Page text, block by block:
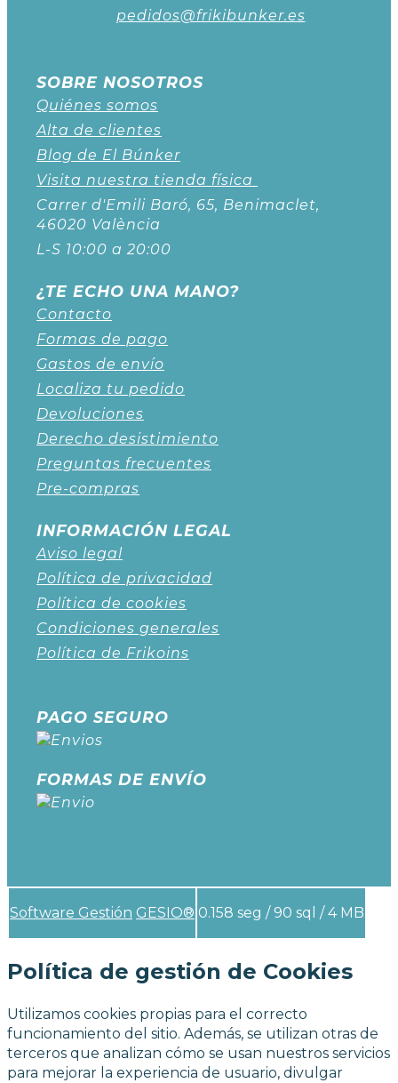
pedidos@frikibunker.es
SOBRE NOSOTROS
Quiénes somos
Alta de clientes
Blog de El Búnker
Visita nuestra tienda física
Carrer d'Emili Baró, 65, Benimaclet,
46020 València
L-S 10:00 a 20:00
¿TE ECHO UNA MANO?
Contacto
Formas de pago
Gastos de envío
Localiza tu pedido
Devoluciones
Derecho desistimiento
Preguntas frecuentes
Pre-compras
INFORMACIÓN LEGAL
Aviso legal
Política de privacidad
Política de cookies
Condiciones generales
Política de Frikoins
PAGO SEGURO
FORMAS DE ENVÍO
Software Gestión GESIO® 0.158 seg /90 sql / 4 MB
Política de gestión de Cookies
Utilizamos cookies propias para el correcto
funcionamiento del sitio. Además, se utilizan otras de
terceros que analizan cómo se usan nuestros servicios
para mejorar la experiencia de usuario, divulgar